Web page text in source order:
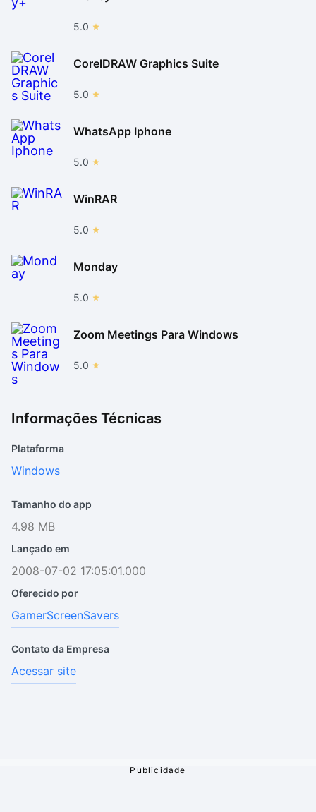
5.0
CorelDRAW Graphics Suite
5.0
WhatsApp Iphone
5.0
WinRAR
5.0
Monday
5.0
Zoom Meetings Para Windows
5.0
Informações Técnicas
Plataforma
Windows
Tamanho do app
4.98 MB
Lançado em
2008-07-02 17:05:01.000
Oferecido por
GamerScreenSavers
Contato da Empresa
Acessar site